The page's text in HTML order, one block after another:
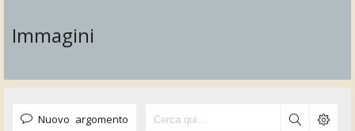
Immagini
Nuovo argomento